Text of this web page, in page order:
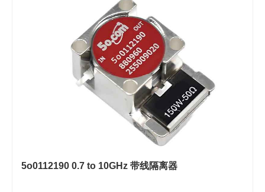
5o0112190 0.7 to 10GHz 带线隔离器